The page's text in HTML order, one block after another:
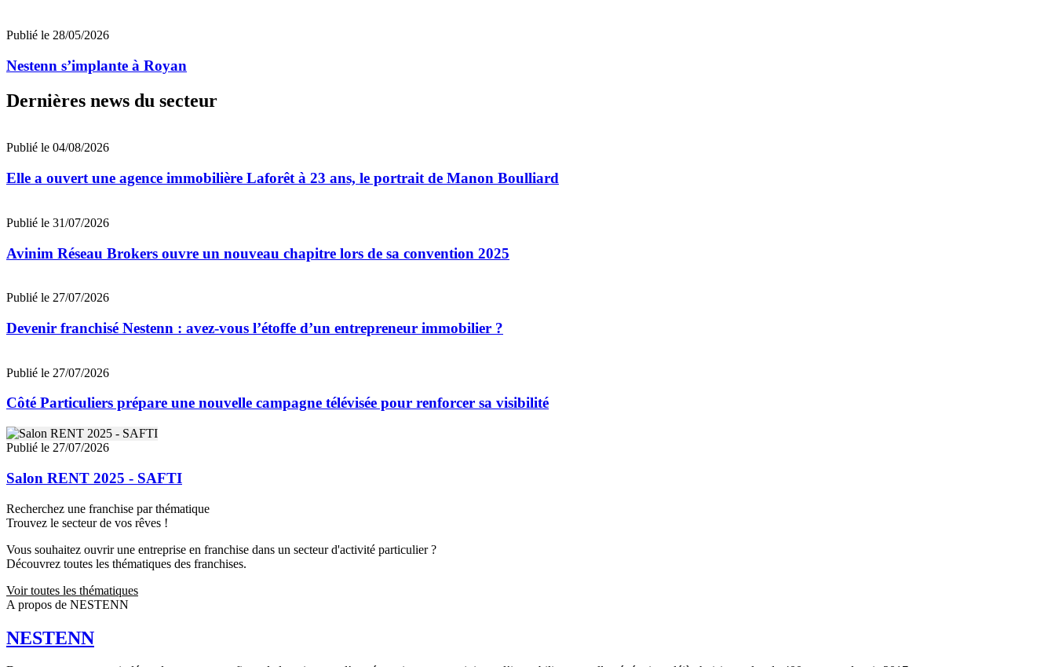
Publié le 28/05/2026
Nestenn s’implante à Royan
Dernières news du secteur
Publié le 04/08/2026
Elle a ouvert une agence immobilière Laforêt à 23 ans, le portrait de Manon Boulliard
Publié le 31/07/2026
Avinim Réseau Brokers ouvre un nouveau chapitre lors de sa convention 2025
Publié le 27/07/2026
Devenir franchisé Nestenn : avez-vous l’étoffe d’un entrepreneur immobilier ?
Publié le 27/07/2026
Côté Particuliers prépare une nouvelle campagne télévisée pour renforcer sa visibilité
Publié le 27/07/2026
Salon RENT 2025 - SAFTI
Recherchez une franchise par thématique
Trouvez le secteur de vos rêves !
Vous souhaitez ouvrir une entreprise en franchise dans un secteur d'activité particulier ?
Découvrez toutes les thématiques des franchises.
Voir toutes les thématiques
A propos de NESTENN
NESTENN